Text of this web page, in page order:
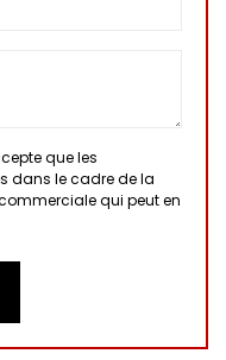
que les
dans le cadre de la
qui peut en